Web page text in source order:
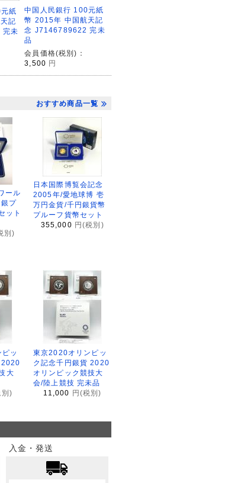
紙
記
未
中国人民銀行 100元紙
幣 2015年 中国航天記
念 J7146789622 完未
品
会員価格(税別)：
3,500 円
おすすめ商品一覧
ール
銀プ
ット
別)
日本国際博覧会記念
2005年/愛地球博 壱
万円金貨/千円銀貨幣
プルーフ貨幣セット
355,000 円(税別)
ッ
2020
大
別)
東京2020オリンピッ
ク記念千円銀貨 2020
オリンピック競技大
会/陸上競技 完未品
11,000 円(税別)
入金・発送